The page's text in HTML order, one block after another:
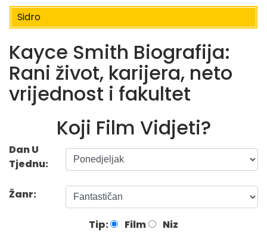
Sidro
Kayce Smith Biografija:
Rani život, karijera, neto
vrijednost i fakultet
Koji Film Vidjeti?
Dan U
Tjednu:
Žanr:
Tip: Film Niz